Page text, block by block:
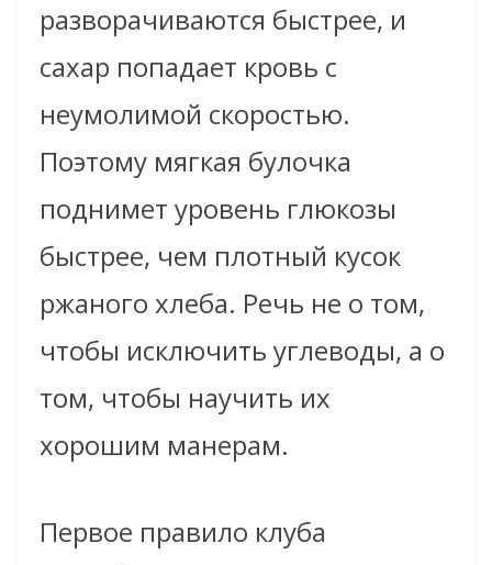
разворачиваются быстрее, и
сахар попадает кровь с
неумолимой скоростью.
Поэтому мягкая булочка
поднимет уровень глюкозы
быстрее, чем плотный кусок
ржаного хлеба. Речь не о том,
чтобы исключить углеводы, а о
том, чтобы научить их
хорошим манерам.
Первое правило клуба